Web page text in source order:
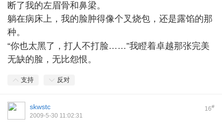
断了我的左眉骨和鼻梁。
躺在病床上，我的脸肿得像个叉烧包，还是露馅的那
种。
“你也太黑了，打人不打脸……”我瞪着卓越那张完美
无缺的脸，无比怨恨。
支持 反对
16#
skwstc
2009-5-30 11:02:31